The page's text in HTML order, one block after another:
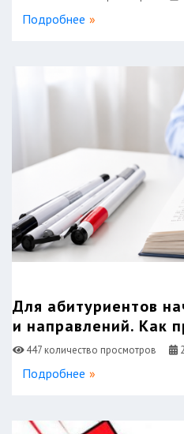
Подробнее
Для абитуриентов
и направлений. Как
447 количество просмотров
Подробнее